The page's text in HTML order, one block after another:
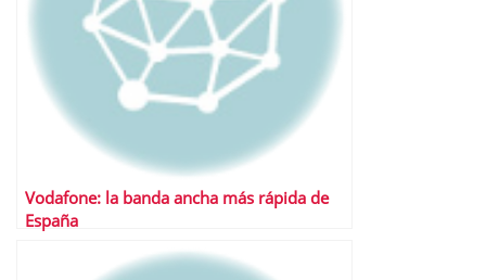
Vodafone: la banda ancha más rápida de
España